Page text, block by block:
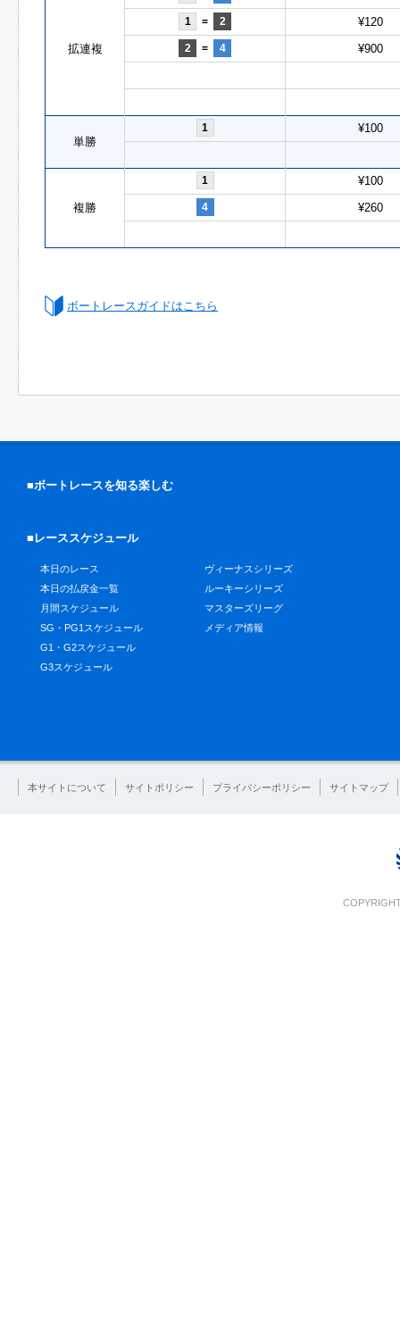
拡連複
1 = 2 ¥120
2 = 4 ¥900
単勝
1 ¥100
複勝
1 ¥100
4 ¥260
ボートレースガイドはこちら
■ボートレースを知る楽しむ
■レーススケジュール
本日のレース
本日の払戻金一覧
月間スケジュール
SG・PG1スケジュール
G1・G2スケジュール
G3スケジュール
ヴィーナスシリーズ
ルーキーシリーズ
マスターズリーグ
メディア情報
本サイトについて サイトポリシー プライバシーポリシー サイトマップ